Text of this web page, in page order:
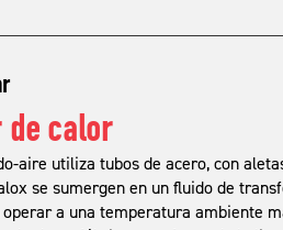
calor
aire utiliza tubos de acero, con
se sumergen en un fluido de
operar a una temperatura ambiente